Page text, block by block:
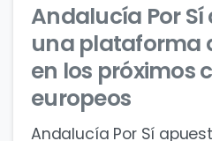
Andalucía Por
una plataforma
en los próximos
europeos
Andalucía Por Sí